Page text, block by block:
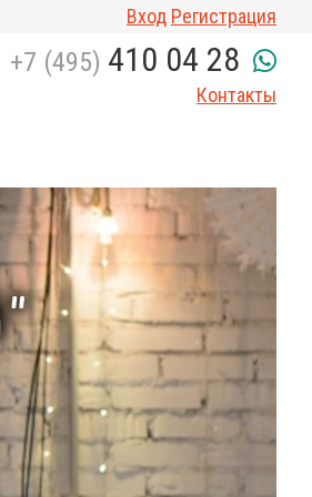
Вход Регистрация
+7 (495) 410 04 28
Контакты